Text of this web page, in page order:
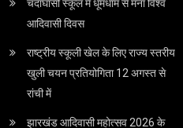
चंदाघासी स्कूल में धूमधाम से मना विश्व
आदिवासी दिवस
राष्ट्रीय स्कूली खेल के ल‍िए राज्य स्तरीय
खुली चयन प्रतियोगिता 12 अगस्त से
रांची में
झारखंड आदिवासी महोत्सव 2026 के